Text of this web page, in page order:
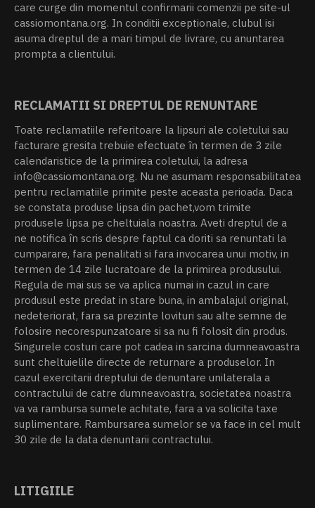
care curge din momentul confirmarii comenzii pe site-ul
cassiomontana.org. In conditii exceptionale, clubul isi
asuma dreptul de a mari timpul de livrare, cu anuntarea
prompta a clientului.
RECLAMATII SI DREPTUL DE RENUNTARE
Toate reclamatiile referitoare la lipsuri ale coletului sau
facturare gresita trebuie efectuate în termen de 3 zile
calendaristice de la primirea coletului, la adresa
info@cassiomontana.org. Nu ne asumam responsabilitatea
pentru reclamatiile primite peste aceasta perioada. Daca
se constata produse lipsa din pachet,vom trimite
produsele lipsa pe cheltuiala noastra. Aveti dreptul de a
ne notifica în scris despre faptul ca doriti sa renuntati la
cumparare, fara penalitati si fara invocarea unui motiv, in
termen de 14 zile lucratoare de la primirea produsului.
Regula de mai sus se va aplica numai in cazul in care
produsul este predat in stare buna, in ambalajul original,
nedeteriorat, fara sa prezinte lovituri sau alte semne de
folosire necorespunzatoare si sa nu fi folosit din produs.
Singurele costuri care pot cadea in sarcina dumneavoastra
sunt cheltuielile directe de returnare a produselor. In
cazul exercitarii dreptului de denuntare unilaterala a
contractului de catre dumneavoastra, societatea noastra
va va rambursa sumele achitate, fara a va solicita taxe
suplimentare. Rambursarea sumelor se va face in cel mult
30 zile de la data denuntarii contractului.
LITIGIILE